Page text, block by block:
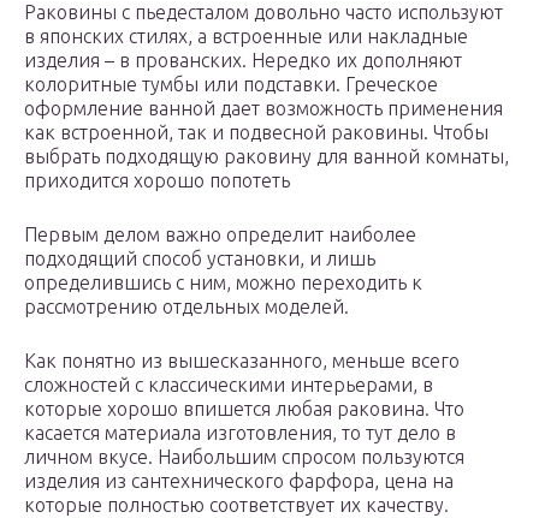
Раковины с пьедесталом довольно часто используют
в японских стилях, а встроенные или накладные
изделия – в прованских. Нередко их дополняют
колоритные тумбы или подставки. Греческое
оформление ванной дает возможность применения
как встроенной, так и подвесной раковины. Чтобы
выбрать подходящую раковину для ванной комнаты,
приходится хорошо попотеть
Первым делом важно определит наиболее
подходящий способ установки, и лишь
определившись с ним, можно переходить к
рассмотрению отдельных моделей.
Как понятно из вышесказанного, меньше всего
сложностей с классическими интерьерами, в
которые хорошо впишется любая раковина. Что
касается материала изготовления, то тут дело в
личном вкусе. Наибольшим спросом пользуются
изделия из сантехнического фарфора, цена на
которые полностью соответствует их качеству.